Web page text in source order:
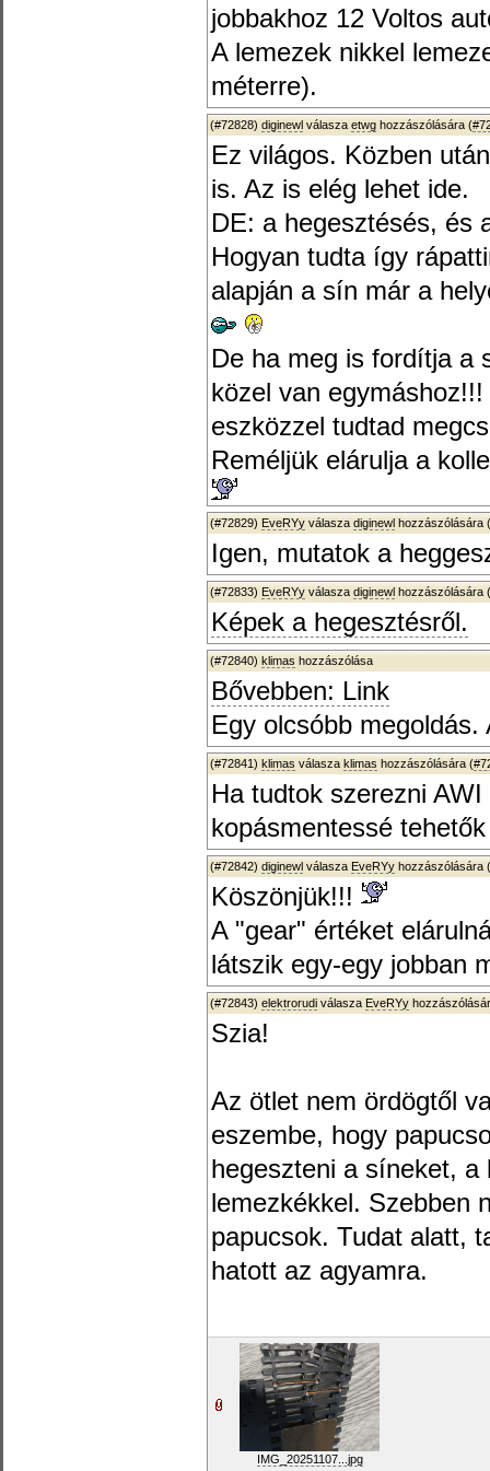
jobbakhoz 12 Voltos
A lemezek nikkel
méterre).
(#72828) diginewl válasza etwg hozzászólására (
Ez világos. Közben
is. Az is elég lehet ide.
DE: a hegesztésés, és
Hogyan tudta így
alapján a sín már a
De ha meg is fordítja a
közel van
eszközzel tudtad
Reméljük elárulja a
(#72829) EveRYy válasza diginewl hozzászólására (
Igen, mutatok a
(#72833) EveRYy válasza diginewl hozzászólására (
Képek a hegesztésről.
(#72840) klimas hozzászólása
Bővebben: Link
Egy olcsóbb
(#72841) klimas válasza klimas hozzászólására (
Ha tudtok szerezni
kopásmentessé
(#72842) diginewl válasza EveRYy hozzászólására (
Köszönjük!!!
A "gear" értéket
látszik egy-egy jobban
(#72843) elektrorudi válasza EveRYy
Szia!
Az ötlet nem ördögtől
eszembe, hogy
hegeszteni a síneket, a
lemezkékkel. Szebben
papucsok. Tudat alatt,
hatott az agyamra.
IMG_20251107...jpg